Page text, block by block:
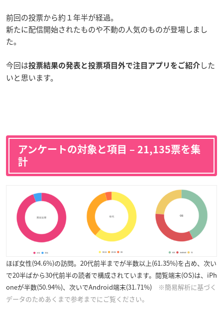
前回の投票から約１年半が経過。
新たに配信開始されたものや不動の人気のものが登場しまし
た。
今回は投票結果の発表と投票項目外で注目アプリをご紹介 した
いと思います。
アンケートの対象と項目 – 21,135票を集
計
ほぼ女性(94.6%)の訪問。20代前半までが半数以上(61.35%)を占め、次い
で20半ばから30代前半の読者で構成されています。閲覧端末(OS)は、iPh
oneが半数(50.94%)、次いでAndroid端末(31.71%)
※簡易解析に基づく
データのためあくまで参考までにご覧ください。